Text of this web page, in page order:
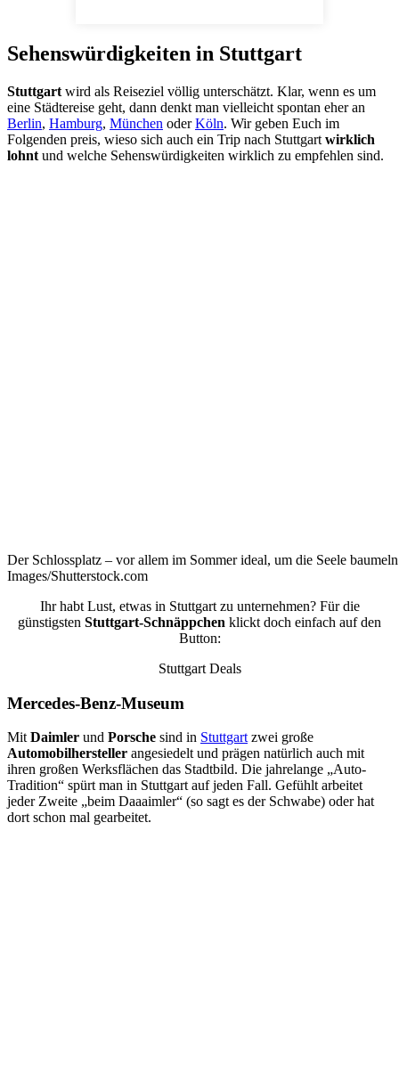
Sehenswürdigkeiten in Stuttgart
Stuttgart wird als Reiseziel völlig unterschätzt. Klar, wenn es um
eine Städtereise geht, dann denkt man vielleicht spontan eher an
Berlin, Hamburg, München oderKöln. Wir geben Euch im
Folgenden preis, wieso sich auch ein Trip nach Stuttgart wirklich
lohnt und welche Sehenswürdigkeiten wirklich zu empfehlen sind.
Der Schlossplatz – vor allem im Sommer ideal, um die Seele
Images/Shutterstock.com
Ihr habt Lust, etwas in Stuttgart zu unternehmen? Für die
günstigsten Stuttgart-Schnäppchen klickt doch einfach auf den
Button:
Stuttgart Deals
Mercedes-Benz-Museum
Mit Daimler und Porsche sind in Stuttgart zwei große
Automobilhersteller angesiedelt und prägen natürlich auch mit
ihren großen Werksflächen das Stadtbild. Die jahrelange „Auto-
Tradition“ spürt man in Stuttgart auf jeden Fall. Gefühlt arbeitet
jeder Zweite „beim Daaaimler“ (so sagt es der Schwabe) oder hat
dort schon mal gearbeitet.